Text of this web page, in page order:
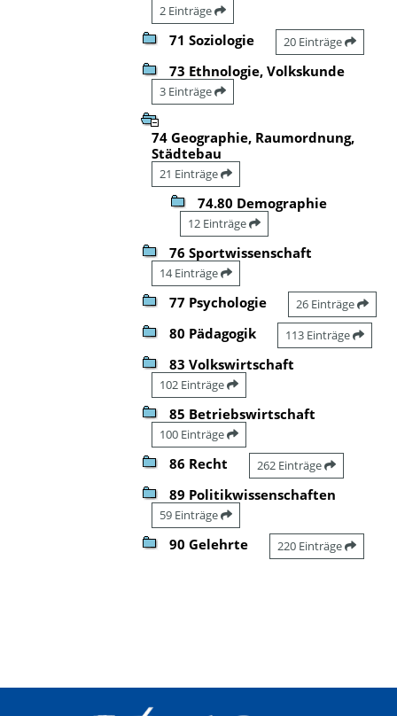
2 Einträge
71 Soziologie 20 Einträge
73 Ethnologie, Volkskunde
3 Einträge
74 Geographie, Raumordnung,
Städtebau
21 Einträge
74.80 Demographie
12 Einträge
76 Sportwissenschaft
14 Einträge
77 Psychologie 26 Einträge
80 Pädagogik 113 Einträge
83 Volkswirtschaft
102 Einträge
85 Betriebswirtschaft
100 Einträge
86 Recht 262 Einträge
89 Politikwissenschaften
59 Einträge
90 Gelehrte 220 Einträge